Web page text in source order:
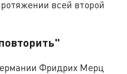
всей второй
Фридрих Мерц